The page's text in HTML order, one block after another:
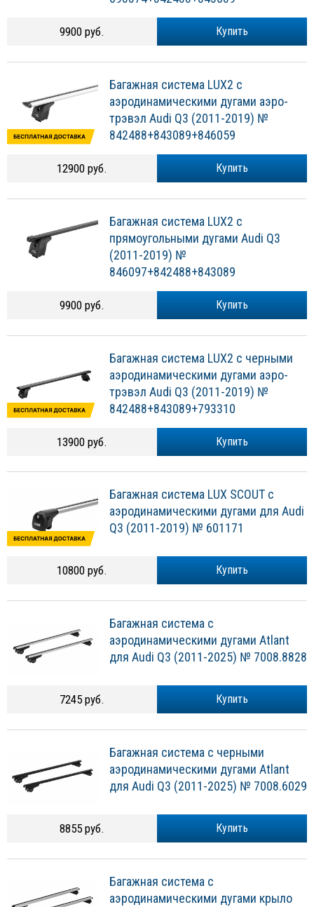
Купить
9900 руб.
Багажная система LUX2 с
аэродинамическими дугами аэро-
трэвэл Audi Q3 (2011-2019) №
842488+843089+846059
Купить
12900 руб.
Багажная система LUX2 с
прямоугольными дугами Audi Q3
(2011-2019) №
846097+842488+843089
Купить
9900 руб.
Багажная система LUX2 с черными
аэродинамическими дугами аэро-
трэвэл Audi Q3 (2011-2019) №
842488+843089+793310
Купить
13900 руб.
Багажная система LUX SCOUT с
аэродинамическими дугами для Audi
Q3 (2011-2019) № 601171
Купить
10800 руб.
Багажная система с
аэродинамическими дугами Atlant
для Audi Q3 (2011-2025) № 7008.8828
Купить
7245 руб.
Багажная система с черными
аэродинамическими дугами Atlant
для Audi Q3 (2011-2025) № 7008.6029
Купить
8855 руб.
Багажная система с
аэродинамическими дугами крыло